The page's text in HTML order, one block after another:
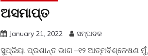
ଅସମାପ୍ତ
January 21, 2022 ସମ୍ପାଦକ
ସୁପ୍ରିୟା ପ୍ରଶାନ୍ତ ଭାଗ –୧୨ ଆତ୍ମବିଶ୍ଳେଷଣ ମୁଁ,